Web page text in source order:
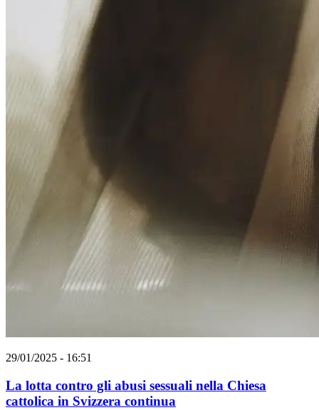
29/01/2025 - 16:51
La lotta contro gli abusi sessuali nella Chiesa
cattolica in Svizzera continua